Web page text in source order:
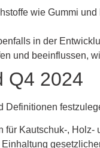
wie Gummi
in der
und beeinflussen,
Q4 2024
Definitionen
Kautschuk-,